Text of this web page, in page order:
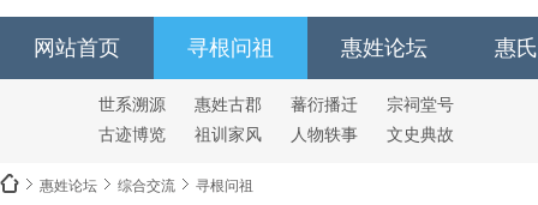
网站首页 寻根问祖 惠姓论坛 惠
世系溯源 惠姓古郡 蕃衍播迁
宗祠堂号
古迹博览
祖训家风 人物轶事 文史典故
惠姓论坛 综合交流 寻根问祖